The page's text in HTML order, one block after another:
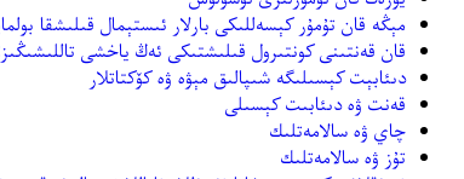
مېڭە قان تۇمۇر كېسەللىكى بارلار ئىستېمال قىلىشقا
قان قەنتىنى كونتىرول قىلىشتىكى ئەڭ ياخشى
دىئابېت كېسىلىگە شىپالىق مېۋە ۋە كۆكتاتلار
قەنت ۋە دىئابىت كېسىلى
چاي ۋە سالامەتلىك
تۇز ۋە سالامەتلىك